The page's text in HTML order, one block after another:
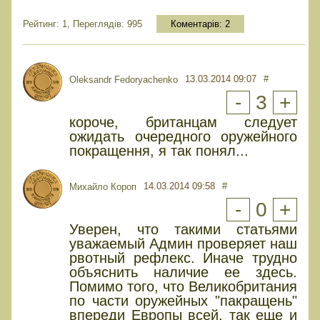
Рейтинг: 1, Переглядів: 995 Коментарів: 2
Oleksandr Fedoryachenko 13.03.2014 09:07 #
- 3 +
короче, британцам следует
ожидать очередного оружейного
покращення, я так понял...
Михайло Короп 14.03.2014 09:58 #
- 0 +
Уверен, что такими статьями
уважаемый Админ проверяет наш
рвотный рефлекс. Иначе трудно
объяснить наличие ее здесь.
Помимо того, что Великобритания
по части оружейных "пакращень"
впереди Европы всей, так еще и